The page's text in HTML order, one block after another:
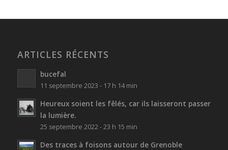
ARTICLES RÉCENTS
bucefal
11 septembre 2023 - 17 h 14 min
Heureux soient les fêlés, car ils laisseront passer
la lumière.
25 septembre 2022 - 23 h 15 min
Des traces à foisons autour de Grenoble